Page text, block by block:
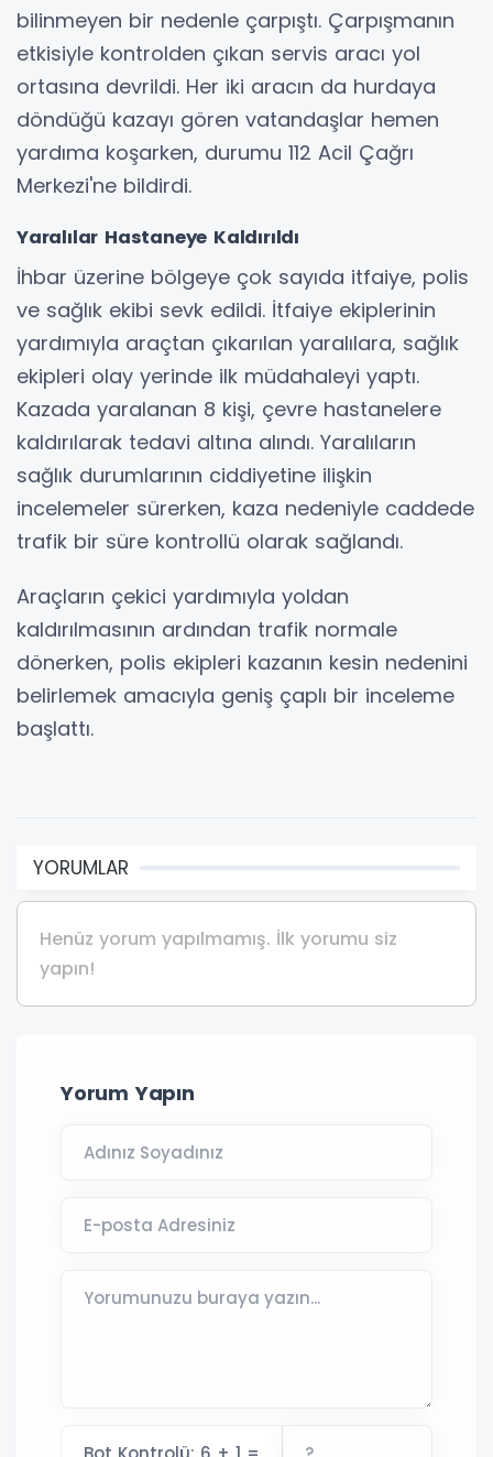
bilinmeyen bir nedenle çarpıştı. Çarpışmanın
etkisiyle kontrolden çıkan servis aracı yol
ortasına devrildi. Her iki aracın da hurdaya
döndüğü kazayı gören vatandaşlar hemen
yardıma koşarken, durumu 112 Acil Çağrı
Merkezi'ne bildirdi.
Yaralılar Hastaneye Kaldırıldı
İhbar üzerine bölgeye çok sayıda itfaiye, polis
ve sağlık ekibi sevk edildi. İtfaiye ekiplerinin
yardımıyla araçtan çıkarılan yaralılara, sağlık
ekipleri olay yerinde ilk müdahaleyi yaptı.
Kazada yaralanan 8 kişi, çevre hastanelere
kaldırılarak tedavi altına alındı. Yaralıların
sağlık durumlarının ciddiyetine ilişkin
incelemeler sürerken, kaza nedeniyle caddede
trafik bir süre kontrollü olarak sağlandı.
Araçların çekici yardımıyla yoldan
kaldırılmasının ardından trafik normale
dönerken, polis ekipleri kazanın kesin nedenini
belirlemek amacıyla geniş çaplı bir inceleme
başlattı.
YORUMLAR
Henüz yorum yapılmamış. İlk yorumu siz
yapın!
Yorum Yapın